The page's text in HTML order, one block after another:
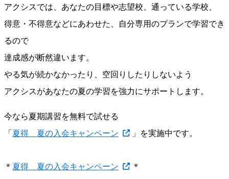
アクシスでは、あなたの目標や志望校、通っている学校、
得意・不得意などにあわせた、自分専用のプランで学習でき
るので
達成感が断然違います。
やる気が続かなかったり、空回りしたりしないよう
アクシスがあなたの夏の学習を強力にサポートします。
今なら夏期講習を無料で試せる
「 夏得 夏の入会キャンペーン 」を実施中です。
＊ 夏得 夏の入会キャンペーン ＊